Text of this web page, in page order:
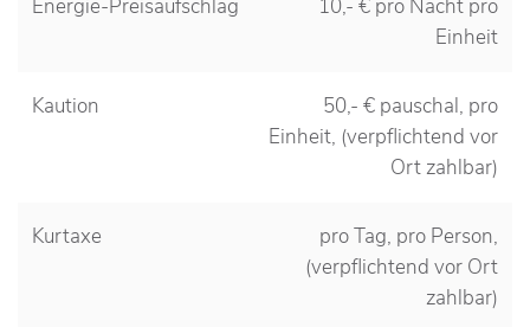
Energie-Preisaufschlag
10,- € pro Nacht pro
Einheit
Kaution
50,- € pauschal, pro
Einheit, (verpflichtend vor
Ort zahlbar)
Kurtaxe
pro Tag, pro Person,
(verpflichtend vor Ort
zahlbar)